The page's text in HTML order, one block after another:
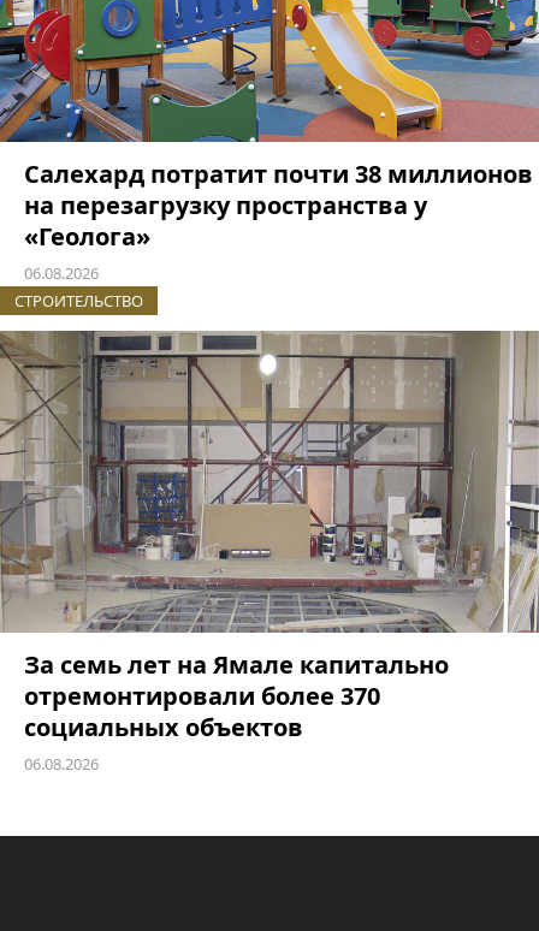
Салехард потратит почти 38 миллионов
на перезагрузку пространства у
«Геолога»
06.08.2026
СТРОИТЕЛЬСТВО
За семь лет на Ямале капитально
отремонтировали более 370
социальных объектов
06.08.2026